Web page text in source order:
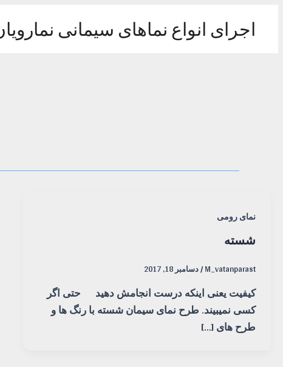
اجرای انواع نماهای سیمانی
نمای رومی
شسته
M_vatanparast
/دسامبر 18, 2017
کیفیت یعنی اینکه درست انجامش دهید حتی اگر
کسی نمیبیند. طرح نمای سیمان شسته با رنگ ها و
طرح های […]